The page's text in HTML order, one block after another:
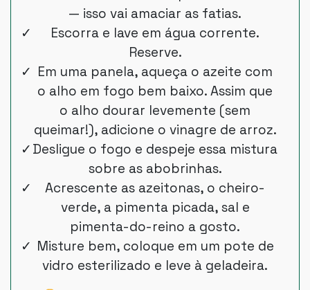
— isso vai amaciar as fatias.
Escorra e lave em água corrente.
Reserve.
Em uma panela, aqueça o azeite com
o alho em fogo bem baixo. Assim que
o alho dourar levemente (sem
queimar!), adicione o vinagre de arroz.
Desligue o fogo e despeje essa mistura
sobre as abobrinhas.
Acrescente as azeitonas, o cheiro-
verde, a pimenta picada, sal e
pimenta-do-reino a gosto.
Misture bem, coloque em um pote de
vidro esterilizado e leve à geladeira.